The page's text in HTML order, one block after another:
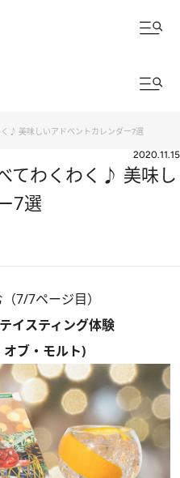
♪ 美味しいアドベントカレンダー7選
2020.11.15
てわくわく♪ 美味し
7選
7/7ページ目）
イスティング体験
ブ・モルト)